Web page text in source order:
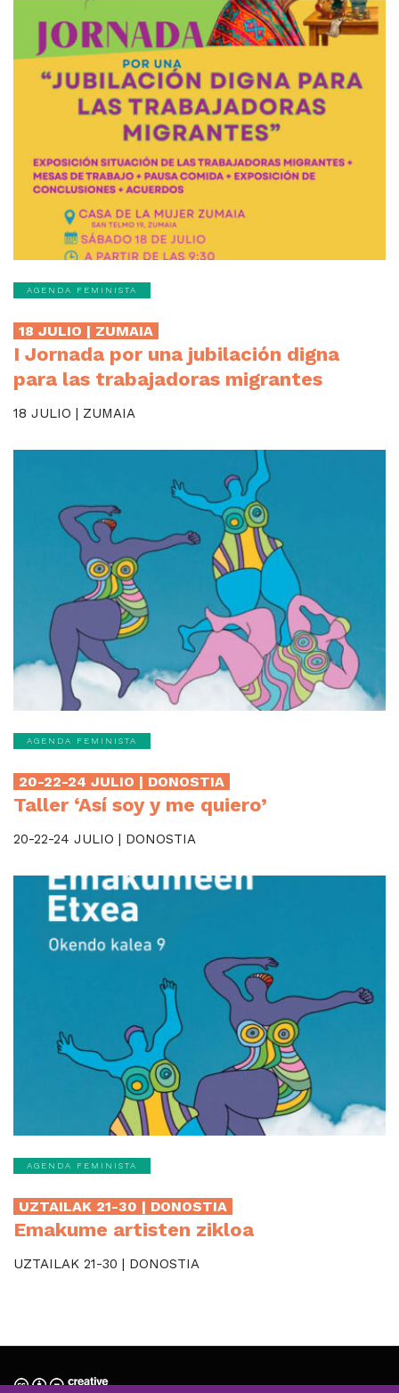
AGENDA FEMINISTA
18 JULIO | ZUMAIA
I Jornada por una jubilación digna
para las trabajadoras migrantes
18 JULIO | ZUMAIA
AGENDA FEMINISTA
20-22-24 JULIO | DONOSTIA
Taller ‘Así soy y me quiero’
20-22-24 JULIO | DONOSTIA
AGENDA FEMINISTA
UZTAILAK 21-30 | DONOSTIA
Emakume artisten zikloa
UZTAILAK 21-30 | DONOSTIA